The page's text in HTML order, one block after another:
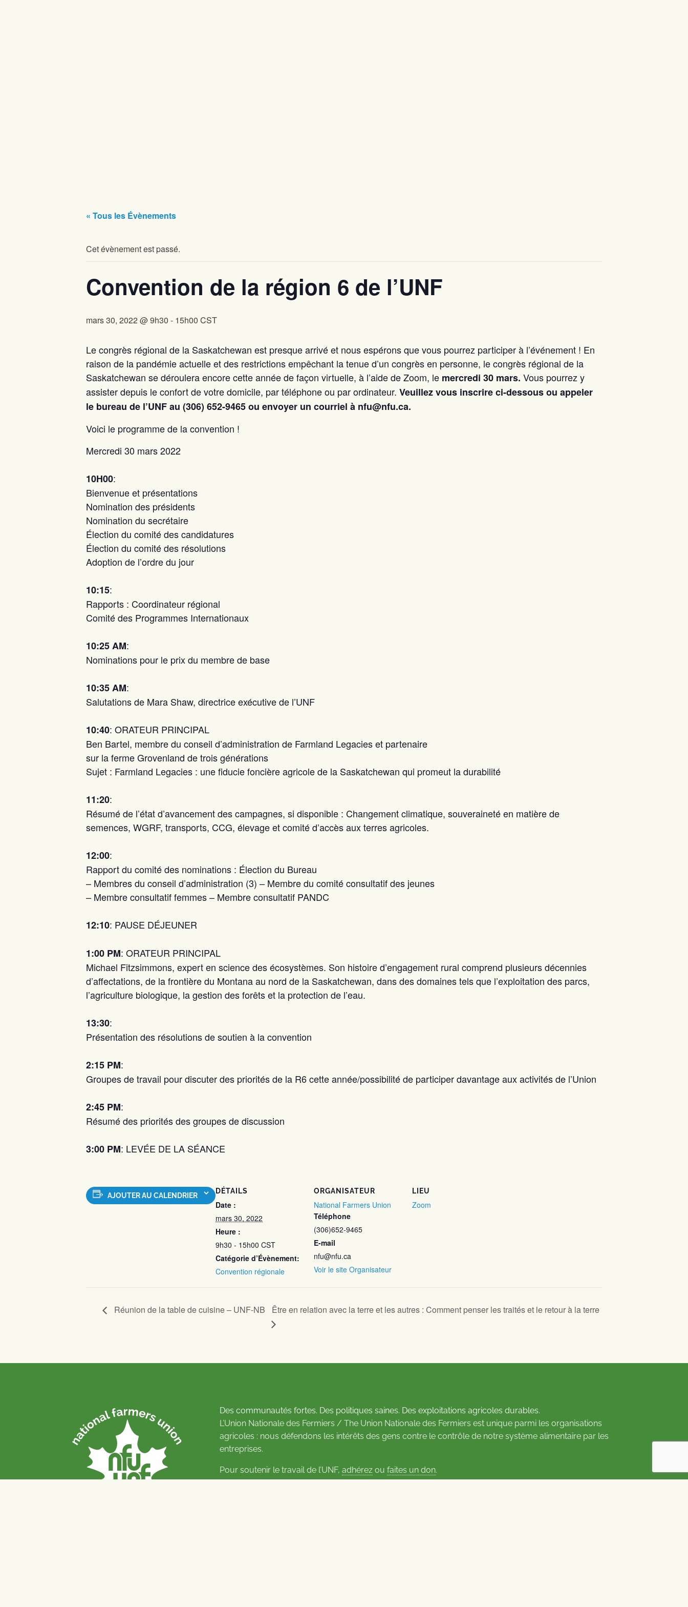
« Tous les Évènements
Cet évènement est passé.
Convention de la région 6 de l’UNF
mars 30, 2022 @ 9h30 - 15h00 CST
Le congrès régional de la Saskatchewan est presque arrivé et nous espérons que vous pourrez participer à l’événement ! En
raison de la pandémie actuelle et des restrictions empêchant la tenue d’un congrès en personne, le congrès régional de la
Saskatchewan se déroulera encore cette année de façon virtuelle, à l’aide de Zoom, le mercredi 30 mars. Vous pourrez y
assister depuis le confort de votre domicile, par téléphone ou par ordinateur. Veuillez vous inscrire ci-dessous ou appeler
le bureau de l’UNF au (306) 652-9465 ou envoyer un courriel à nfu@nfu.ca.
Voici le programme de la convention !
Mercredi 30 mars 2022
10H00:
Bienvenue et présentations
Nomination des présidents
Nomination du secrétaire
Élection du comité des candidatures
Élection du comité des résolutions
Adoption de l’ordre du jour
10:15:
Rapports : Coordinateur régional
Comité des Programmes Internationaux
10:25 AM:
Nominations pour le prix du membre de base
10:35 AM:
Salutations de Mara Shaw, directrice exécutive de l’UNF
10:40: ORATEUR PRINCIPAL
Ben Bartel, membre du conseil d’administration de Farmland Legacies et partenaire
sur la ferme Grovenland de trois générations
Sujet : Farmland Legacies : une fiducie foncière agricole de la Saskatchewan qui promeut la durabilité
11:20:
Résumé de l’état d’avancement des campagnes, si disponible : Changement climatique, souveraineté en matière de
semences, WGRF, transports, CCG, élevage et comité d’accès aux terres agricoles.
12:00:
Rapport du comité des nominations : Élection du Bureau
– Membres du conseil d’administration (3) – Membre du comité consultatif des jeunes
– Membre consultatif femmes – Membre consultatif PANDC
12:10: PAUSE DÉJEUNER
1:00 PM: ORATEUR PRINCIPAL
Michael Fitzsimmons, expert en science des écosystèmes. Son histoire d’engagement rural comprend plusieurs décennies
d’affectations, de la frontière du Montana au nord de la Saskatchewan, dans des domaines tels que l’exploitation des parcs,
l’agriculture biologique, la gestion des forêts et la protection de l’eau.
13:30:
Présentation des résolutions de soutien à la convention
2:15 PM:
Groupes de travail pour discuter des priorités de la R6 cette année/possibilité de participer davantage aux activités de l’Union
2:45 PM:
Résumé des priorités des groupes de discussion
3:00 PM: LEVÉE DE LA SÉANCE
AJOUTER AU CALENDRIER
DÉTAILS
Date :
mars 30, 2022
Heure :
9h30 - 15h00 CST
Catégorie d’Évènement:
Convention régionale
ORGANISATEUR
National Farmers Union
Téléphone
(306)652-9465
E-mail
nfu@nfu.ca
Voir le site Organisateur
LIEU
Zoom
Réunion de la table de cuisine – UNF-NB Être en relation avec la terre et les autres : Comment penser les traités et le retour à la terre
Des communautés fortes. Des politiques saines. Des exploitations agricoles durables.
L’Union Nationale des Fermiers / The Union Nationale des Fermiers est unique parmi les organisations
agricoles : nous défendons les intérêts des gens contre le contrôle de notre système alimentaire par les
entreprises.
Pour soutenir le travail de l’UNF, adhérez ou faites un don.